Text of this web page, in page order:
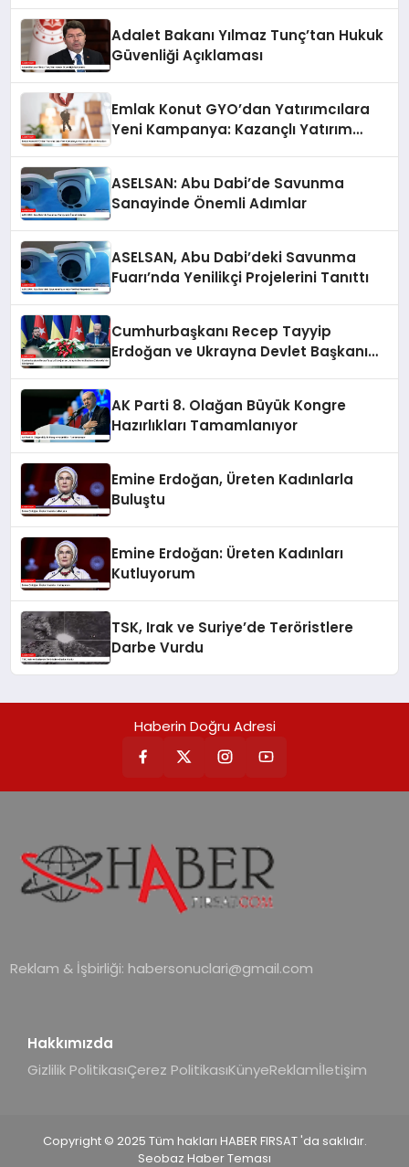
Adalet Bakanı Yılmaz Tunç’tan Hukuk
Güvenliği Açıklaması
Emlak Konut GYO’dan Yatırımcılara
Yeni Kampanya: Kazançlı Yatırım
ASELSAN: Abu Dabi’de Savunma
Sanayinde Önemli Adımlar
ASELSAN, Abu Dabi’deki Savunma
Fuarı’nda Yenilikçi Projelerini Tanıttı
Cumhurbaşkanı Recep Tayyip
Erdoğan ve Ukrayna Devlet Başkanı
AK Parti 8. Olağan Büyük Kongre
Hazırlıkları Tamamlanıyor
Emine Erdoğan, Üreten Kadınlarla
Buluştu
Emine Erdoğan: Üreten Kadınları
Kutluyorum
TSK, Irak ve Suriye’de Teröristlere
Darbe Vurdu
Haberin Doğru Adresi
Reklam & İşbirliği: habersonuclari@gmail.com
Hakkımızda
Gizlilik PolitikasıÇerez PolitikasıKünyeReklamİletişim
Copyright © 2025 Tüm hakları HABER FIRSAT 'da saklıdır.
Seobaz Haber Teması